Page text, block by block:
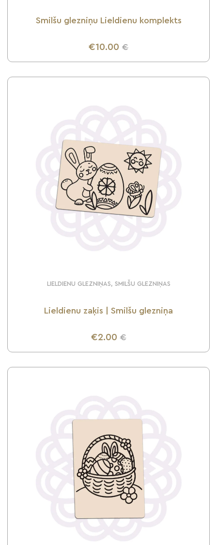
Smilšu glezniņu Lieldienu komplekts
€10.00 €
UZZINI VAIRĀK
LIELDIENU GLEZNIŅAS, SMILŠU GLEZNIŅAS
Lieldienu zaķis | Smilšu glezniņa
€2.00 €
UZZINI VAIRĀK